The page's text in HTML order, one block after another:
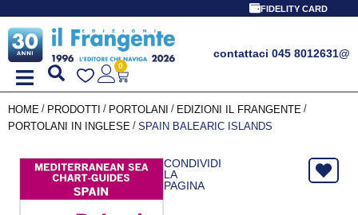
FIDELITY CARD
contattaci 045 8012631@
0
HOME / PRODOTTI / PORTOLANI / EDIZIONI IL FRANGENTE /
PORTOLANI IN INGLESE / SPAIN BALEARIC ISLANDS
CONDIVIDI
LA
PAGINA